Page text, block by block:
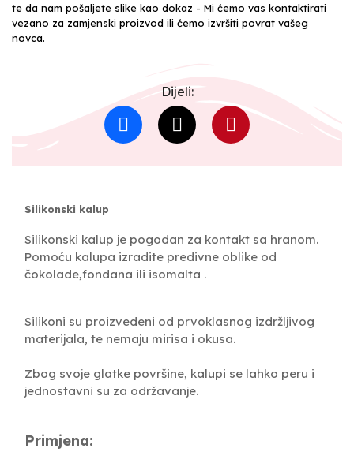
te da nam pošaljete slike kao dokaz - Mi ćemo vas kontaktirati
vezano za zamjenski proizvod ili ćemo izvršiti povrat vašeg
novca.
Dijeli:
Silikonski kalup
Silikonski kalup je pogodan za kontakt sa hranom.
Pomoću kalupa izradite predivne oblike od
čokolade,fondana ili isomalta .
Silikoni su proizvedeni od prvoklasnog izdržljivog
materijala, te nemaju mirisa i okusa.
Zbog svoje glatke površine, kalupi se lahko peru i
jednostavni su za održavanje.
Primjena: